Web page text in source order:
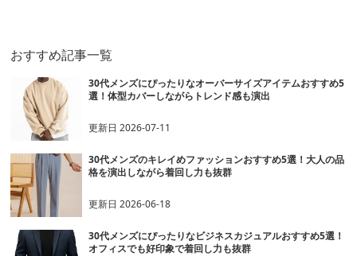
おすすめ記事一覧
30代メンズにぴったりなオーバーサイズアイテムおすすめ5
選！体型カバーしながらトレンド感も演出
更新日2026-07-11
30代メンズのキレイめファッションおすすめ5選！大人の品
格を演出しながら着回し力も抜群
更新日2026-06-18
30代メンズにぴったりなビジネスカジュアルおすすめ5選！
オフィスでも好印象で着回し力も抜群